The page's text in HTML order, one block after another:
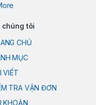
chúng tôi
CHỦ
MỤC
VIẾT
TRA VẬN ĐƠN
KHOẢN